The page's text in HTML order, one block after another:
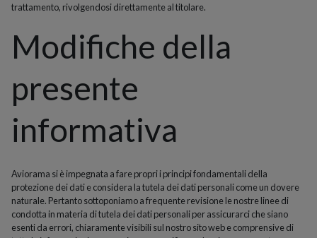
trattamento, rivolgendosi direttamente al titolare.
Modifiche della
presente
informativa
Aviorama si è impegnata a fare propri i principi fondamentali della
protezione dei dati e considera la tutela dei dati personali come un dovere
naturale. Pertanto sottoponiamo a frequente revisione le nostre linee di
condotta in materia di tutela dei dati personali per assicurarci che siano
esenti da errori, chiaramente visibili sul nostro sito web e comprensive di